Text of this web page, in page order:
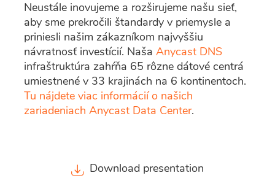
Neustále inovujeme a rozširujeme našu sieť,
aby sme prekročili štandardy v priemysle a
priniesli našim zákazníkom najvyššiu
návratnosť investícií. Naša Anycast DNS
infraštruktúra zahŕňa 65 rôzne dátové centrá
umiestnené v 33 krajinách na 6 kontinentoch.
Tu nájdete viac informácií o našich
zariadeniach Anycast Data Center.
Download presentation